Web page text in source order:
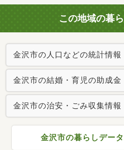
この地域の暮
金沢市の人口などの統計情報
金沢市の結婚・育児の助成金
金沢市の治安・ごみ収集情報
金沢市の暮らしデー